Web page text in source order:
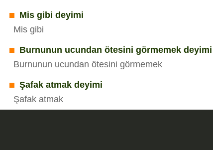
Mis gibi deyimi
Mis gibi
Burnunun ucundan ötesini görmemek deyimi
Burnunun ucundan ötesini görmemek
Şafak atmak deyimi
Şafak atmak